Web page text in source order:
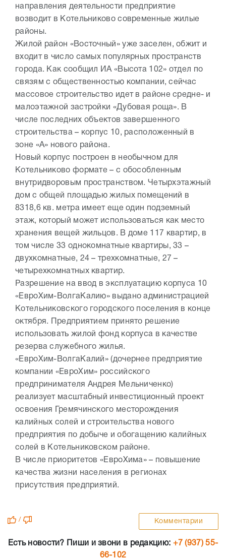
направления деятельности предприятие
возводит в Котельниково современные жилые
районы.
Жилой район «Восточный» уже заселен, обжит и
входит в число самых популярных пространств
города. Как сообщил ИА «Высота 102» отдел по
связям с общественностью компании, сейчас
массовое строительство идет в районе средне- и
малоэтажной застройки «Дубовая роща». В
числе последних объектов завершенного
строительства – корпус 10, расположенный в
зоне «А» нового района.
Новый корпус построен в необычном для
Котельниково формате – с обособленным
внутридворовым пространством. Четырхэтажный
дом с общей площадью жилых помещений в
8318,6 кв. метра имеет еще один подземный
этаж, который может использоваться как место
хранения вещей жильцов. В доме 117 квартир, в
том числе 33 однокомнатные квартиры, 33 –
двухкомнатные, 24 – трехкомнатные, 27 –
четырехкомнатных квартир.
Разрешение на ввод в эксплуатацию корпуса 10
«ЕвроХим-ВолгаКалию» выдано администрацией
Котельниковского городского поселения в конце
октября. Предприятием принято решение
использовать жилой фонд корпуса в качестве
резерва служебного жилья.
«ЕвроХим-ВолгаКалий» (дочернее предприятие
компании «ЕвроХим» российского
предпринимателя Андрея Мельниченко)
реализует масштабный инвестиционный проект
освоения Гремячинского месторождения
калийных солей и строительства нового
предприятия по добыче и обогащению калийных
солей в Котельниковском районе.
В числе приоритетов «ЕвроХима» – повышение
качества жизни населения в регионах
присутствия предприятий.
/ Комментарии
Есть новости? Пиши и звони в редакцию: +7 (937) 55-
66-102